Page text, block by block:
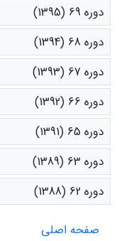
دوره 69 (1395)
دوره 68 (1394)
دوره 67 (1393)
دوره 66 (1392)
دوره 65 (1391)
دوره 63 (1389)
دوره 62 (1388)
صفحه اصلی